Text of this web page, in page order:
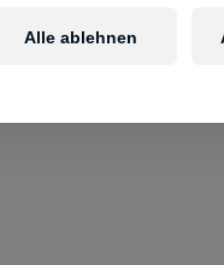
Alle ablehnen